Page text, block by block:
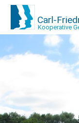
Carl-
Kooperative